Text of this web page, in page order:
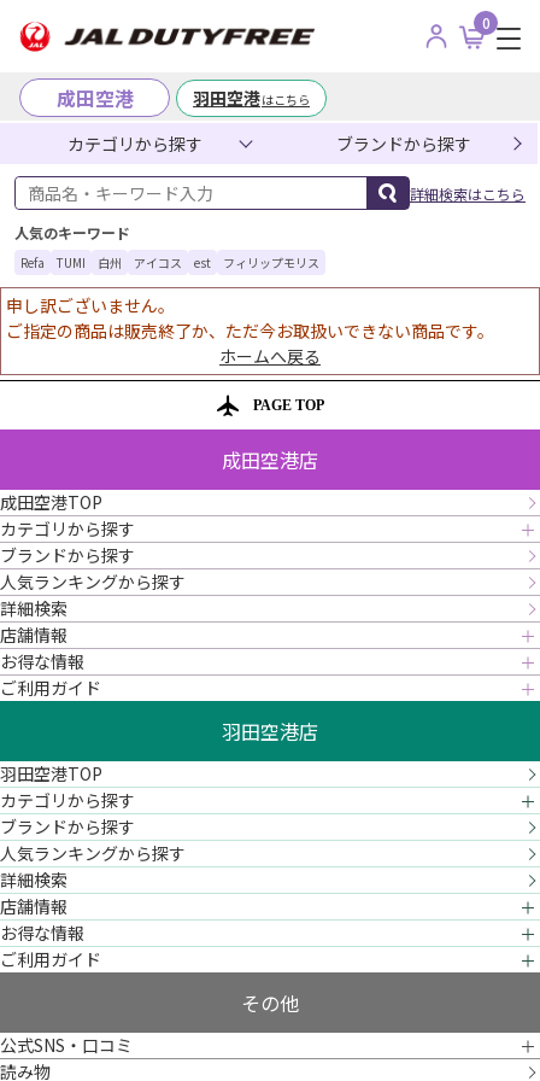
0
成田空港 羽田空港はこちら
カテゴリから探す ブランドから探す
商品名・キーワード入力
詳細検索はこちら
人気のキーワード
Refa TUMI 白州 アイコス est フィリップモリス
申し訳ございません。
ご指定の商品は販売終了か、ただ今お取扱いできない商品です。
ホームへ戻る
PAGE TOP
成田空港店
成田空港TOP
カテゴリから探す
ブランドから探す
人気ランキングから探す
詳細検索
店舗情報
お得な情報
ご利用ガイド
羽田空港店
羽田空港TOP
カテゴリから探す
ブランドから探す
人気ランキングから探す
詳細検索
店舗情報
お得な情報
ご利用ガイド
その他
公式SNS・口コミ
読み物